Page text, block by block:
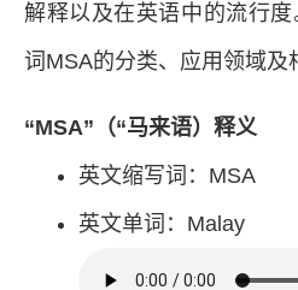
解释以及在英语中的流行
词MSA的分类、应用领域及
“MSA”（“马来语）释义
英文缩写词：MSA
英文单词：Malay